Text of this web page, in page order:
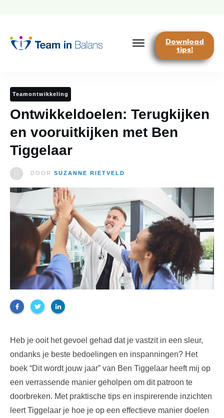
Download
tips!
Teamontwikkeling
Ontwikkeldoelen: Terugkijken
en vooruitkijken met Ben
Tiggelaar
DOOR SUZANNE RIETVELD
Heb je ooit het gevoel gehad dat je vastzit in een sleur,
ondanks je beste bedoelingen en inspanningen? Het
boek “Dit wordt jouw jaar” van Ben Tiggelaar heeft mij op
een verrassende manier geholpen om dit patroon te
doorbreken. Met praktische tips en inspirerende inzichten
leert Tiggelaar je hoe je op een effectieve manier doelen